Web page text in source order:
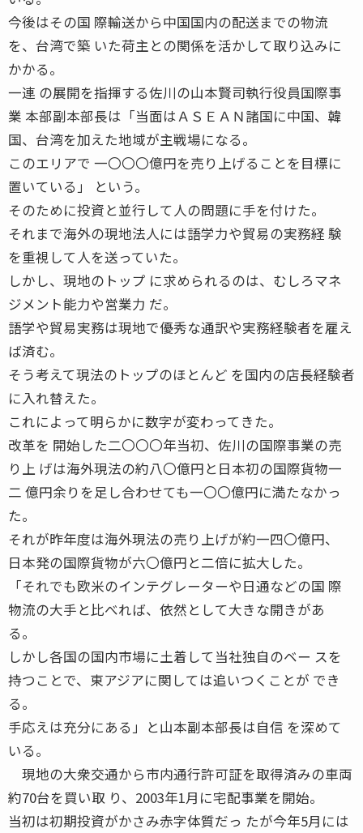
今後はその国 際輸送から中国国内の配送までの物流
を、台湾で築 いた荷主との関係を活かして取り込みに
かかる。
一連 の展開を指揮する佐川の山本賢司執行役員国際事
業 本部副本部長は「当面はＡＳＥＡＮ諸国に中国、韓
国、台湾を加えた地域が主戦場になる。
このエリアで 一〇〇〇億円を売り上げることを目標に
置いている」 という。
そのために投資と並行して人の問題に手を付けた。
それまで海外の現地法人には語学力や貿易の実務経 験
を重視して人を送っていた。
しかし、現地のトップ に求められるのは、むしろマネ
ジメント能力や営業力 だ。
語学や貿易実務は現地で優秀な通訳や実務経験者を雇え
ば済む。
そう考えて現法のトップのほとんど を国内の店長経験者
に入れ替えた。
これによって明らかに数字が変わってきた。
改革を 開始した二〇〇〇年当初、佐川の国際事業の売
り上 げは海外現法の約八〇億円と日本初の国際貨物一
二 億円余りを足し合わせても一〇〇億円に満たなかっ
た。
それが昨年度は海外現法の売り上げが約一四〇億円、
日本発の国際貨物が六〇億円と二倍に拡大した。
「それでも欧米のインテグレーターや日通などの国 際
物流の大手と比べれば、依然として大きな開きがあ
る。
しかし各国の国内市場に土着して当社独自のベー スを
持つことで、東アジアに関しては追いつくことが でき
る。
手応えは充分にある」と山本副本部長は自信 を深めて
いる。
現地の大衆交通から市内通行許可証を取得済みの車両
約70台を買い取 り、2003年1月に宅配事業を開始。
当初は初期投資がかさみ赤字体質だっ たが今年5月には